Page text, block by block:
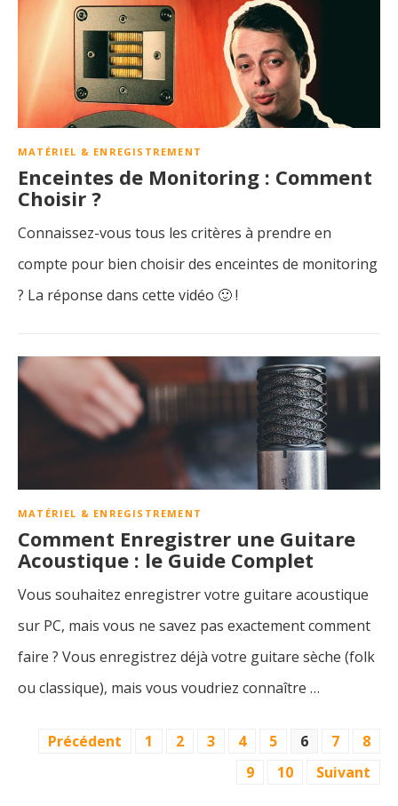
MATÉRIEL & ENREGISTREMENT
Enceintes de Monitoring : Comment
Choisir ?
Connaissez-vous tous les critères à prendre en
compte pour bien choisir des enceintes de monitoring
? La réponse dans cette vidéo 🙂 !
MATÉRIEL & ENREGISTREMENT
Comment Enregistrer une Guitare
Acoustique : le Guide Complet
Vous souhaitez enregistrer votre guitare acoustique
sur PC, mais vous ne savez pas exactement comment
faire ? Vous enregistrez déjà votre guitare sèche (folk
ou classique), mais vous voudriez connaître …
PAGINATION
Précédent 1 2 3 4 5 6 7
8
9
10 Suivant